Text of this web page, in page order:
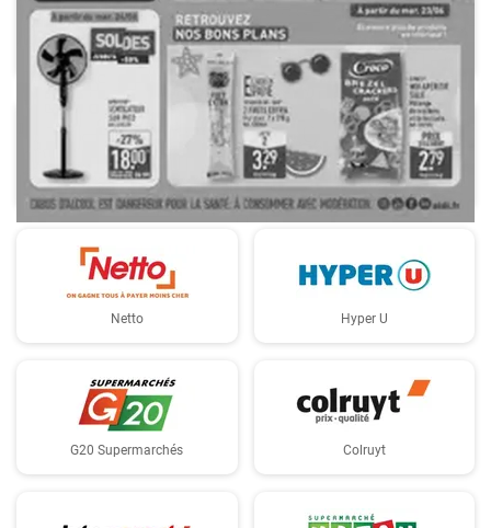
LIDL E.Leclerc
METRO Norma
Netto Hyper U
G20 Supermarchés Colruyt